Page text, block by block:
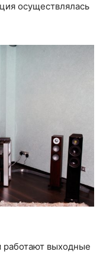
осуществлялась
работают выходные